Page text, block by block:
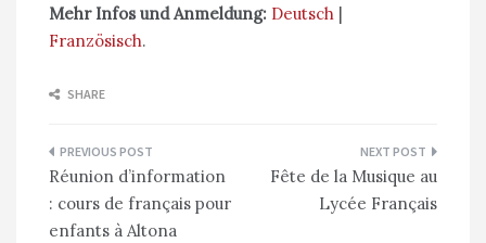
Mehr Infos und Anmeldung: Deutsch |
Französisch.
SHARE
Navigation
de
l’article
Réunion d’information
: cours de français pour
enfants à Altona
Fête de la Musique au
Lycée Français